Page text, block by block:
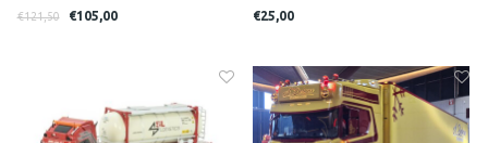
€121,50 €105,00 €25,00